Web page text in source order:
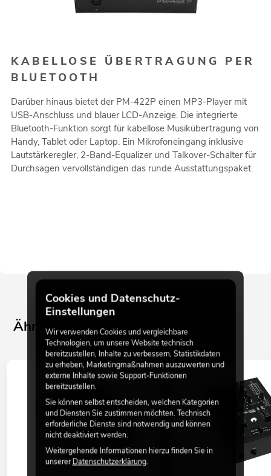
KABELLOSE ÜBERTRAGUNG PER
BLUETOOTH
Darüber hinaus bietet der PM-422P einen MP3-Player mit
USB-Anschluss und blauer LCD-Anzeige. Die integrierte
Bluetooth-Funktion sorgt für kabellose Musikübertragung von
Handy, Tablet oder Laptop. Ein Mikrofoneingang inklusive
Lautstärkeregler, 2-Band-Equalizer und Talkover-Schalter für
Durchsagen vervollständigen das runde Ausstattungspaket.
Ähnliche Produkte
Cookies und Datenschutz-
Einstellungen
Wir verwenden Cookies und vergleichbare
Technologien, um unsere Website technisch
bereitzustellen, Inhalte zu verbessern, Statistikdaten
zu erheben, Marketingmaßnahmen auszuwerten und
externe Inhalte sowie Support-Funktionen
bereitzustellen.
Sie können selbst entscheiden, welchen Kategorien
und Diensten Sie zustimmen möchten. Technisch
erforderliche Dienste sind notwendig und können
nicht deaktiviert werden.
Weitergehende Informationen hierzu finden Sie in
unsererDatenschutzerklärung.